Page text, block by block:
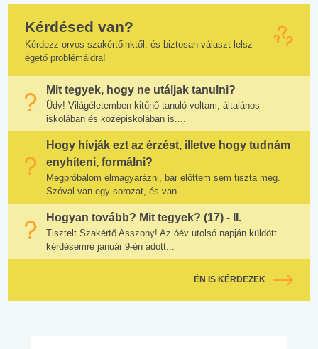
Kérdésed van?
Kérdezz orvos szakértőinktől, és biztosan választ lelsz
égető problémáidra!
Mit tegyek, hogy ne utáljak tanulni?
Üdv! Világéletemben kitűnő tanuló voltam, általános
iskolában és középiskolában is....
Hogy hívják ezt az érzést, illetve hogy tudnám
enyhíteni, formálni?
Megpróbálom elmagyarázni, bár előttem sem tiszta még.
Szóval van egy sorozat, és van...
Hogyan tovább? Mit tegyek? (17) - II.
Tisztelt Szakértő Asszony! Az óév utolsó napján küldött
kérdésemre január 9-én adott...
ÉN IS KÉRDEZEK